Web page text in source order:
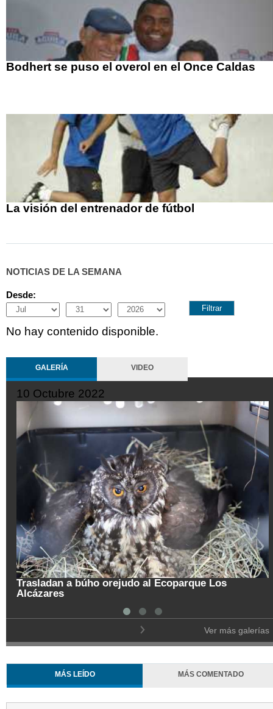
Bodhert se puso el overol en el Once Caldas
La visión del entrenador de fútbol
NOTICIAS DE LA SEMANA
Desde:
Month
Day Year
No hay contenido disponible.
GALERÍA VIDEO
10 Octubre 2022
Trasladan a búho orejudo al Ecoparque Los
Alcázares
Ver más galerías
MÁS LEÍDO MÁS COMENTADO